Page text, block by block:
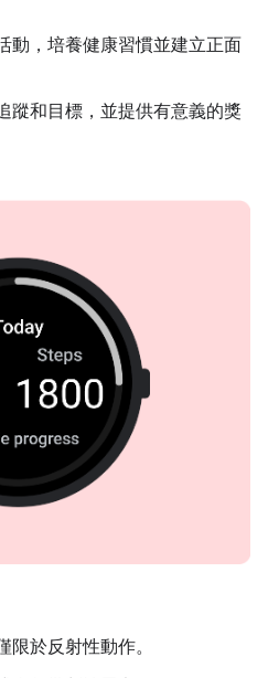
動，培養健康習慣並建立正面
蹤和目標，並提供有意義的獎
於反射性動作。